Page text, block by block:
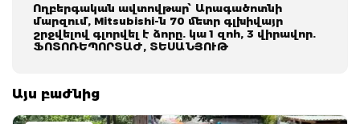
Ողբերգական ավտովթար՝ Արագածոտնի
մարզում, Mitsubishi-ն 70 մետր գլխիվայր
շրջվելով գլորվել է ձորը. կա 1 զոհ, 3 վիրավոր.
ՖՈՏՈՌԵՊՈՐՏԱԺ, ՏԵՍԱՆՅՈՒԹ
Այս բաժնից